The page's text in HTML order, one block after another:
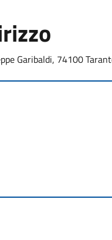
Garibaldi, 74100